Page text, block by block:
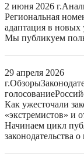
2 июня 2026 г.
Региональная
адаптация в новых
Мы публикуем
29 апреля 2026
г.Обзоры
голосование
Как ужесточали
«экстремистов» и
Начинаем цикл
законодательства